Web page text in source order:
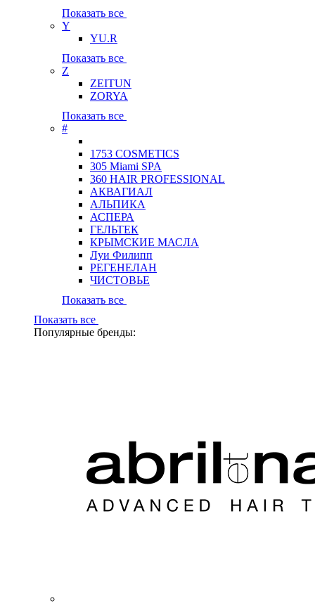
Показать все
Y
YU.R
Показать все
Z
ZEITUN
ZORYA
Показать все
#
1753 COSMETICS
305 Miami SPA
360 HAIR PROFESSIONAL
АКВАГИАЛ
АЛЬПИКА
АСПЕРА
ГЕЛЬТЕК
КРЫМСКИЕ МАСЛА
Луи Филипп
РЕГЕНЕЛАН
ЧИСТОВЬЕ
Показать все
Показать все
Популярные бренды: